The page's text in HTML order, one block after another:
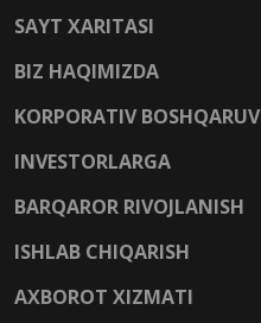
SAYT XARITASI
BIZ HAQIMIZDA
KORPORATIV BOSHQARUV
INVESTORLARGA
BARQAROR RIVOJLANISH
ISHLAB CHIQARISH
AXBOROT XIZMATI